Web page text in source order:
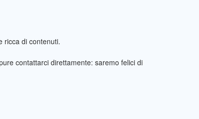
ricca di contenuti.
contattarci direttamente: saremo felici di